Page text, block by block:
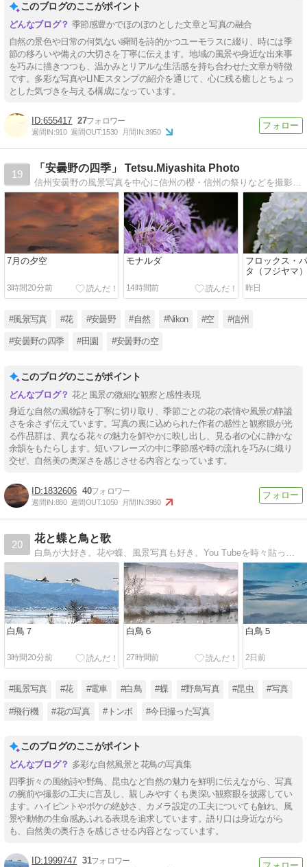
このブログのここがポイント
季節感豊かでほのぼのとした文章と写真の融合
自然の景色や日常の何気ない瞬間を詩的かつユーモラスに綴り、時には季
節の移ろいや備えの大切さを丁寧に伝えます。地域の風景や身近な出来事
を巧みに描きつつも、温かみとリアルな生活感を持ち合わせた文章が特徴
です。多彩な写真やLINEスタンプの紹介を通じて、心に残る癒しとちょっ
とした気づきを与える構成になっています。
655417 27
週間IN:910 週間OUT:1530 月間IN:3950
19
「安曇野の四季」 Tetsu.Miyashita Photo
信州安曇野の風景写真を中心に信州の櫻・信州の祭りなどを撮影しているフォトグラファーです。四季を通じて安曇野の空気感をお届けできればと思っています。祭りの…
7月の夕空
3時間20分前
モナルダ
14時間前
フロックス・
タ（フジヤマ）
昨日
#風景写真 #花 #安曇野 #自然 #Nikon #空 #信州
#安曇野の四季 #田園 #安曇野の空
このブログのここがポイント
花と風景の微細な観察と感性表現
身近な自然の風物詩を丁寧に切り取り、季節ごとの花の表情や風景の静謐
さを余さず伝えています。写真の裏に込められた作者の感性と観察眼が光
る作品群は、異なる花々の魅力を鮮やかに映し出し、見る者の心に静かな
余韻をもたらします。短いフレーズの中に季節感や時の流れを巧みに織り
交ぜ、自然美の奥深さを感じさせる内容となっています。
1832606 40
週間IN:880 週間OUT:1050 月間IN:3980
20
花と蝶と鳥と歌
白鳥７
3時間20分前
白鳥６
27時間前
白鳥５
2日前
#風景写真 #花 #電車 #白鳥 #蝶 #野鳥写真 #昆虫 #写真
#飛行機 #花の写真 #トンボ #今日撮った写真
このブログのここがポイント
多彩な自然風景と花鳥の写真集
四季折々の風物詩や野鳥、昆虫など自然の魅力を鮮明に伝えながら、写真
の腕前や撮影の工夫に言及し、親しみやすくも奥深い観察眼を披露してい
ます。ハイピントやボケの絶妙さ、カメラ設定の工夫についても触れ、風
景や動物の生命感あふれる表現を追求しています。語り口は身近ながら
も、自然美の奥行きを感じさせる内容となっています。
1999747 31